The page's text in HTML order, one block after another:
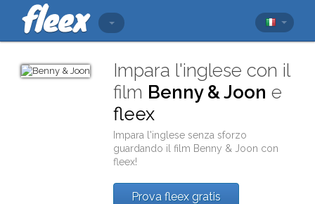
Impara l'inglese con il
film Benny & Joon e
fleex
Impara l'inglese senza sforzo
guardando il film Benny & Joon con
fleex!
Prova fleex gratis